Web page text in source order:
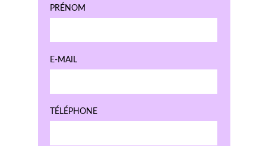
PRÉNOM
E-MAIL
TÉLÉPHONE